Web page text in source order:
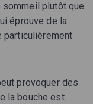
plutôt que
éprouve de la
particulièrement
provoquer des
la bouche est